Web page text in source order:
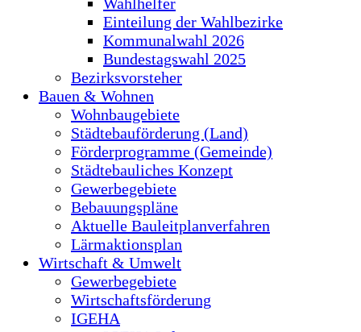
Einteilung der Wahlbezirke
Kommunalwahl 2026
Bundestagswahl 2025
Bezirksvorsteher
Bauen & Wohnen
Wohnbaugebiete
Städtebauförderung (Land)
Förderprogramme (Gemeinde)
Städtebauliches Konzept
Gewerbegebiete
Bebauungspläne
Aktuelle Bauleitplanverfahren
Lärmaktionsplan
Wirtschaft & Umwelt
Gewerbegebiete
Wirtschaftsförderung
IGEHA